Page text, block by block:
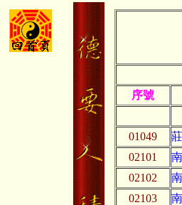
序號
01049
02101
02102
02103